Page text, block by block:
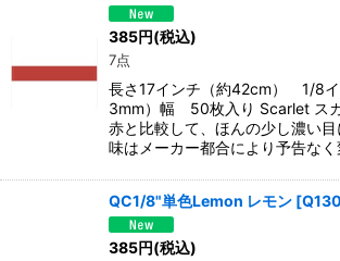
385円(税込)
7点
長さ17インチ（約42cm） 1/8
3mm）幅 50枚入り Scarlet ス
赤と比較して、ほんの少し濃い
味はメーカー都合により予告な
QC1/8"単色Lemon レモン [
385円(税込)